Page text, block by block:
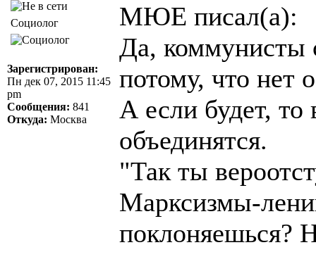
Социолог
Зарегистрирован:
Пн дек 07, 2015 11:45
pm
Сообщения: 841
Откуда: Москва
МЮЕ писал(а):
Да, коммунисты
потому, что нет
А если будет,
объединятся.
"Так ты
Марксизмы-
поклоняешься?